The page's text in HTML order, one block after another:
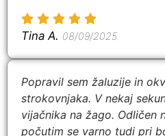
Tina A. 08/09/2025
Popravil sem žaluzije in
strokovnjaka. V nekaj
vijačnika na žago. Odličen
počutim se varno tudi pri